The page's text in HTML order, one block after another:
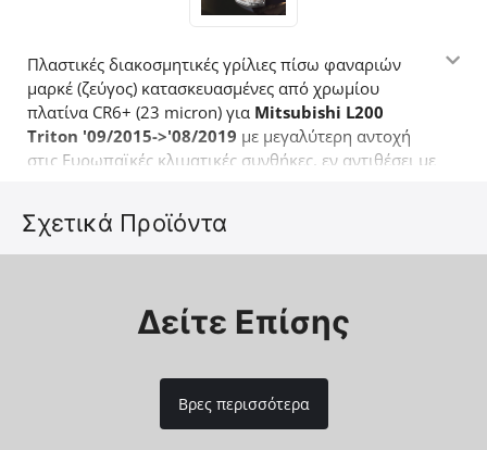
Πλαστικές διακοσμητικές γρίλιες πίσω φαναριών
μαρκέ (ζεύγος) κατασκευασμένες από χρωμίου
πλατίνα CR6+ (23 micron) για Mitsubishi L200
Triton '09/2015->'08/2019 με μεγαλύτερη αντοχή
στις Ευρωπαϊκές κλιματικές συνθήκες, εν αντιθέσει με
κατασκευασμένες από CR3+ (15 micron) πλατίνα. Ένα
ακόμα προϊόν 4x4 που έρχεται να συμπληρώσει την
ήδη επιτυχημένη γκάμα των 4x4 αξεσουάρ της
Σχετικά Προϊόντα
Δείτε Επίσης
Βρες περισσότερα